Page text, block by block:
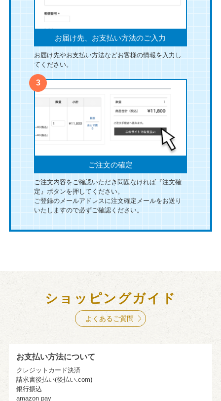
お届け先、お支払い方法のご入力
お届け先やお支払い方法などお客様の情報を入力し
てください。
ご注文の確定
ご注文内容をご確認いただき問題なければ『注文確
定』ボタンを押してください。
ご登録のメールアドレスに注文確定メールをお送り
いたしますので必ずご確認ください。
ショッピングガイド
よくあるご質問
お支払い方法について
クレジットカード決済
請求書後払い(後払い.com)
銀行振込
amazon pay